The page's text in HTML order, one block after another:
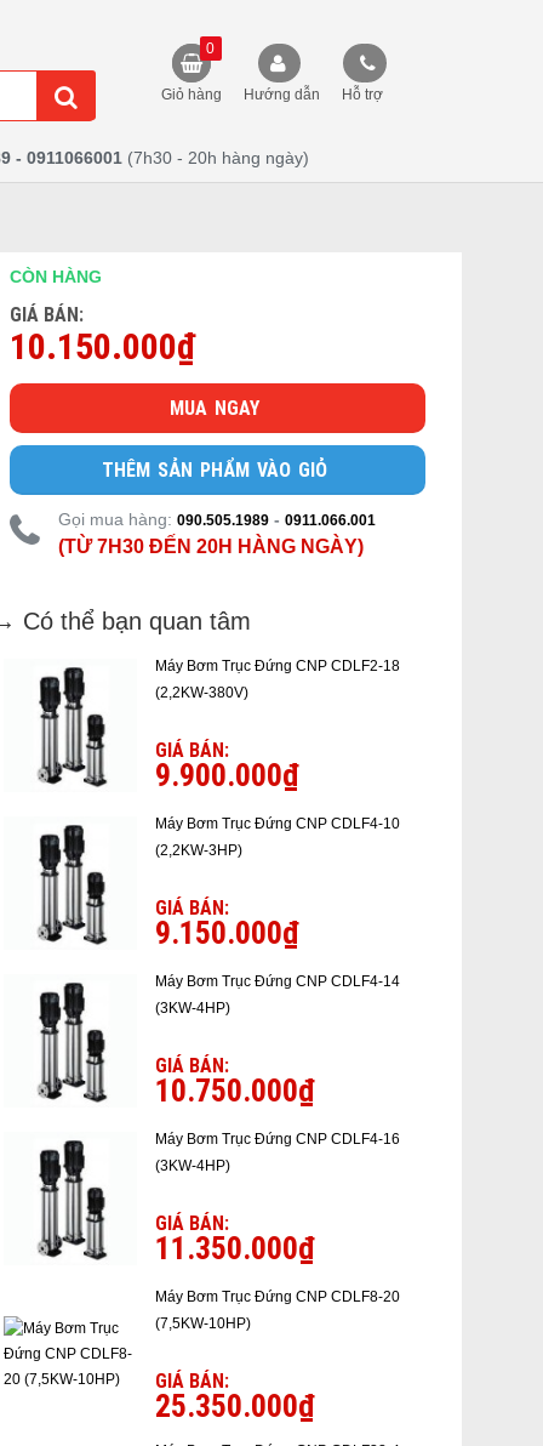
Giỏ hàng
0
Hướng dẫn Hỗ trợ
- 0911066001 (7h30 - 20h hàng ngày)
CÒN HÀNG
GIÁ BÁN:
10.150.000₫
MUA NGAY
THÊM SẢN PHẨM VÀO GIỎ
Gọi mua hàng: 090.505.1989- 0911.066.001
(TỪ 7H30 ĐẾN 20H HÀNG NGÀY)
Có thể bạn quan tâm
Máy Bơm Trục Đứng CNP CDLF2-18
(2,2KW-380V)
GIÁ BÁN:
9.900.000₫
Máy Bơm Trục Đứng CNP CDLF4-10
(2,2KW-3HP)
GIÁ BÁN:
9.150.000₫
Máy Bơm Trục Đứng CNP CDLF4-14
(3KW-4HP)
GIÁ BÁN:
10.750.000₫
Máy Bơm Trục Đứng CNP CDLF4-16
(3KW-4HP)
GIÁ BÁN:
11.350.000₫
Máy Bơm Trục Đứng CNP CDLF8-20
(7,5KW-10HP)
GIÁ BÁN:
25.350.000₫